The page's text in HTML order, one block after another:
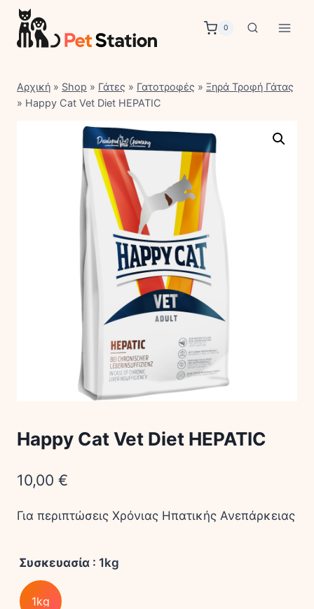
Skip
content
0
Αρχική » Shop » Γάτες » Γατοτροφές » Ξηρά Τροφή Γάτας
» Happy Cat Vet Diet HEPATIC
Happy Cat Vet Diet HEPATIC
10,00 €
Για περιπτώσεις Χρόνιας Ηπατικής Ανεπάρκειας
Συσκευασία : 1kg
1kg